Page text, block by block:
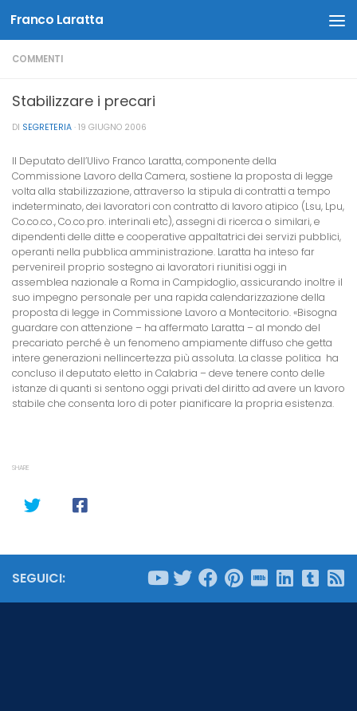
Salta al contenuto
Franco Laratta
COMMENTI
Stabilizzare i precari
DI SEGRETERIA · 19 GIUGNO 2006
Il Deputato dell’Ulivo Franco Laratta, componente della
Commissione Lavoro della Camera, sostiene la proposta di legge
volta alla stabilizzazione, attraverso la stipula di contratti a tempo
indeterminato, dei lavoratori con contratto di lavoro atipico (Lsu, Lpu,
Co.co.co., Co.co.pro. interinali etc), assegni di ricerca o similari, e
dipendenti delle ditte e cooperative appaltatrici dei servizi pubblici,
operanti nella pubblica amministrazione. Laratta ha inteso far
pervenireil proprio sostegno ai lavoratori riunitisi oggi in
assemblea nazionale a Roma in Campidoglio, assicurando inoltre il
suo impegno personale per una rapida calendarizzazione della
proposta di legge in Commissione Lavoro a Montecitorio. «Bisogna
guardare con attenzione – ha affermato Laratta – al mondo del
precariato perché è un fenomeno ampiamente diffuso che getta
intere generazioni nellincertezza più assoluta. La classe politica  ha
concluso il deputato eletto in Calabria – deve tenere conto delle
istanze di quanti si sentono oggi privati del diritto ad avere un lavoro
stabile che consenta loro di poter pianificare la propria esistenza.
SHARE
SEGUICI: